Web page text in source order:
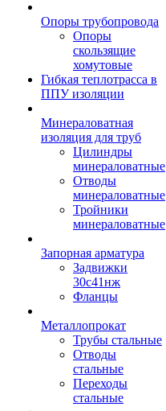
Опоры трубопровода
Опоры
скользящие
хомутовые
Гибкая теплотрасса в
ППУ изоляции
Минераловатная
изоляция для труб
Цилиндры
минераловатные
Отводы
минераловатные
Тройники
минераловатные
Запорная арматура
Задвижки
30с41нж
Фланцы
Металлопрокат
Трубы стальные
Отводы
стальные
Переходы
стальные